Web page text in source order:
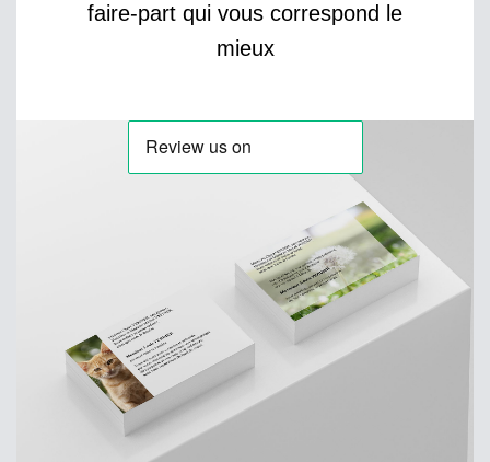
faire-part qui vous correspond le
mieux